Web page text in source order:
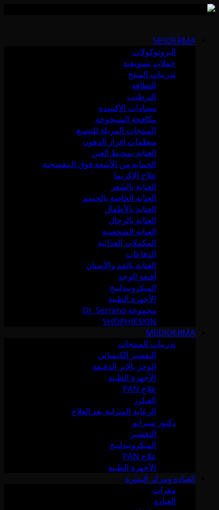
content
SESDERMA
البروتوكولات
حملات تسويقية
تدريبات المنتج
النظافة
الترطيب
مضادات الأكسدة
مكافحة الشيخوخة
المنتجات المزيلة للتصبغ
منظمات إفراز الدهون
العناية بمحيط العين
الحماية من الأشعة فوق البنفسجية
علاج الإكزيما
العناية بالشعر
العناية الخاصة بالجسم
العناية بالأطفال
العناية بالرجال
العناية الشخصية
المكملات الغذائية
الدفاعات
العناية بالفم والأسنان
أقنعة الوجه
الميكرونيدلينج
الأجهزة الطبية
مجموعة Dr. Serrano
SHOPHIESKIN
MEDIDERMA
تدريبات المنتجات
التقشير الكيميائي
الوخز بالإبر الدقيقة
الأجهزة الطبية
علاج PAN
الفيلرز
الرعاية المنزلية بعد العلاج
دكتور سيرانو
التقشير
الميكرونيدلينج
علاج PAN
الأجهزة الطبية
العيادة ومركز البشرة
مقرات
العيادة